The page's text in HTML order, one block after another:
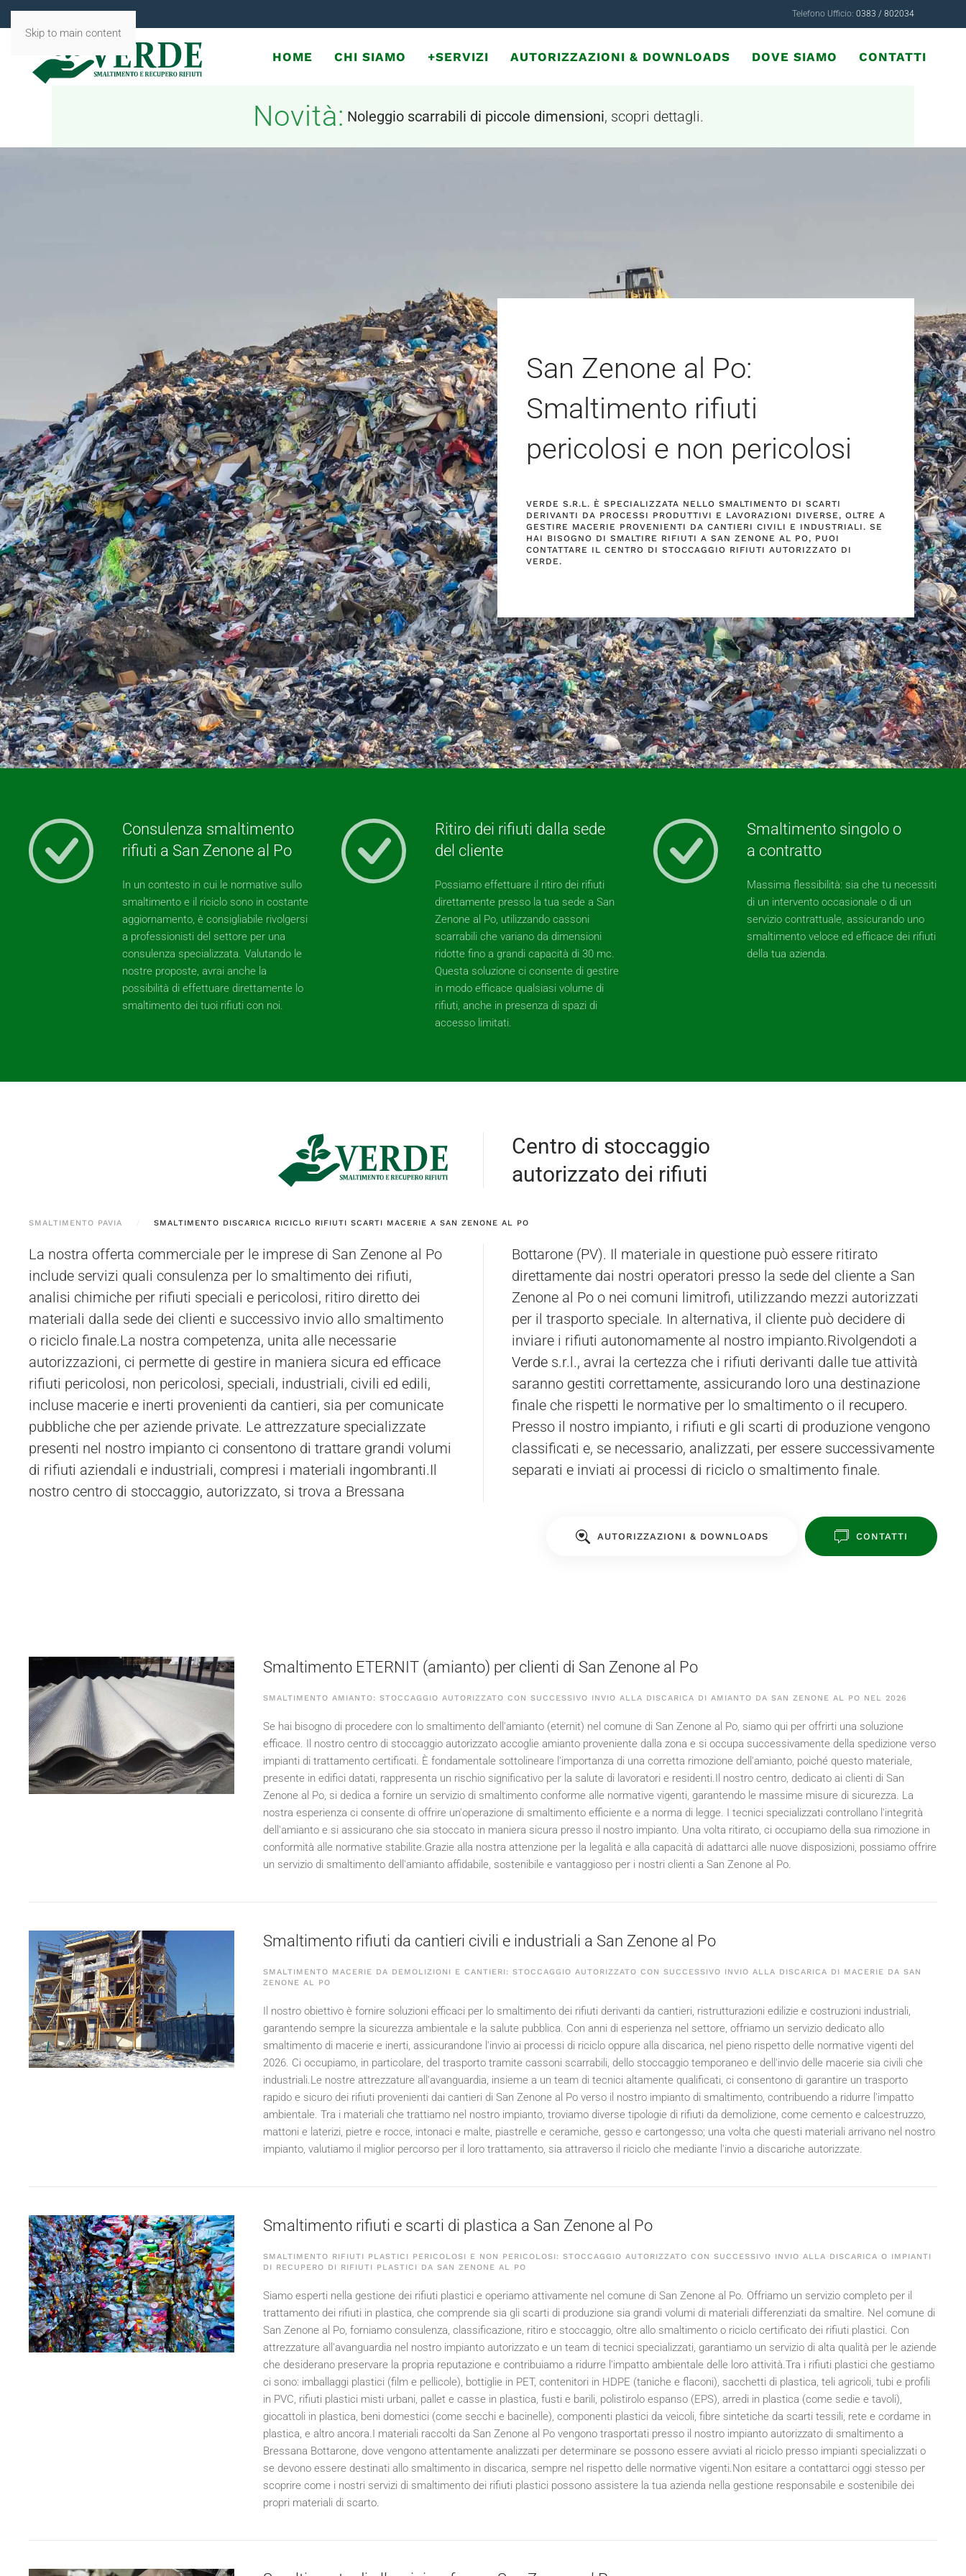
Skip to main content
Telefono Ufficio: 0383 / 802034
HOME CHI SIAMO +SERVIZI AUTORIZZAZIONI & DOWNLOADS DOVE SIAMO CONTATTI
Novità: Noleggio scarrabili di piccole dimensioni, scopri dettagli.
San Zenone al Po:
Smaltimento rifiuti
pericolosi e non pericolosi
VERDE S.R.L. È SPECIALIZZATA NELLO SMALTIMENTO DI SCARTI
DERIVANTI DA PROCESSI PRODUTTIVI E LAVORAZIONI DIVERSE, OLTRE A
GESTIRE MACERIE PROVENIENTI DA CANTIERI CIVILI E INDUSTRIALI. SE
HAI BISOGNO DI SMALTIRE RIFIUTI A SAN ZENONE AL PO, PUOI
CONTATTARE IL CENTRO DI STOCCAGGIO RIFIUTI AUTORIZZATO DI
VERDE.
Consulenza smaltimento
rifiuti a San Zenone al Po
In un contesto in cui le normative sullo
smaltimento e il riciclo sono in costante
aggiornamento, è consigliabile rivolgersi
a professionisti del settore per una
consulenza specializzata. Valutando le
nostre proposte, avrai anche la
possibilità di effettuare direttamente lo
smaltimento dei tuoi rifiuti con noi.
Ritiro dei rifiuti dalla sede
del cliente
Possiamo effettuare il ritiro dei rifiuti
direttamente presso la tua sede a San
Zenone al Po, utilizzando cassoni
scarrabili che variano da dimensioni
ridotte fino a grandi capacità di 30 mc.
Questa soluzione ci consente di gestire
in modo efficace qualsiasi volume di
rifiuti, anche in presenza di spazi di
accesso limitati.
Smaltimento singolo o
a contratto
Massima flessibilità: sia che tu necessiti
di un intervento occasionale o di un
servizio contrattuale, assicurando uno
smaltimento veloce ed efficace dei rifiuti
della tua azienda.
Centro di stoccaggio
autorizzato dei rifiuti
SMALTIMENTO PAVIA SMALTIMENTO DISCARICA RICICLO RIFIUTI SCARTI MACERIE A SAN ZENONE AL PO
La nostra offerta commerciale per le imprese di San Zenone al Po
include servizi quali consulenza per lo smaltimento dei rifiuti,
analisi chimiche per rifiuti speciali e pericolosi, ritiro diretto dei
materiali dalla sede dei clienti e successivo invio allo smaltimento
o riciclo finale.La nostra competenza, unita alle necessarie
autorizzazioni, ci permette di gestire in maniera sicura ed efficace
rifiuti pericolosi, non pericolosi, speciali, industriali, civili ed edili,
incluse macerie e inerti provenienti da cantieri, sia per comunicate
pubbliche che per aziende private. Le attrezzature specializzate
presenti nel nostro impianto ci consentono di trattare grandi volumi
di rifiuti aziendali e industriali, compresi i materiali ingombranti.Il
nostro centro di stoccaggio, autorizzato, si trova a Bressana
Bottarone (PV). Il materiale in questione può essere ritirato
direttamente dai nostri operatori presso la sede del cliente a San
Zenone al Po o nei comuni limitrofi, utilizzando mezzi autorizzati
per il trasporto speciale. In alternativa, il cliente può decidere di
inviare i rifiuti autonomamente al nostro impianto.Rivolgendoti a
Verde s.r.l., avrai la certezza che i rifiuti derivanti dalle tue attività
saranno gestiti correttamente, assicurando loro una destinazione
finale che rispetti le normative per lo smaltimento o il recupero.
Presso il nostro impianto, i rifiuti e gli scarti di produzione vengono
classificati e, se necessario, analizzati, per essere successivamente
separati e inviati ai processi di riciclo o smaltimento finale.
AUTORIZZAZIONI & DOWNLOADS CONTATTI
Smaltimento ETERNIT (amianto) per clienti di San Zenone al Po
SMALTIMENTO AMIANTO: STOCCAGGIO AUTORIZZATO CON SUCCESSIVO INVIO ALLA DISCARICA DI AMIANTO DA SAN ZENONE AL PO NEL 2026
Se hai bisogno di procedere con lo smaltimento dell'amianto (eternit) nel comune di San Zenone al Po, siamo qui per offrirti una soluzione
efficace. Il nostro centro di stoccaggio autorizzato accoglie amianto proveniente dalla zona e si occupa successivamente della spedizione verso
impianti di trattamento certificati. È fondamentale sottolineare l'importanza di una corretta rimozione dell'amianto, poiché questo materiale,
presente in edifici datati, rappresenta un rischio significativo per la salute di lavoratori e residenti.Il nostro centro, dedicato ai clienti di San
Zenone al Po, si dedica a fornire un servizio di smaltimento conforme alle normative vigenti, garantendo le massime misure di sicurezza. La
nostra esperienza ci consente di offrire un'operazione di smaltimento efficiente e a norma di legge. I tecnici specializzati controllano l'integrità
dell'amianto e si assicurano che sia stoccato in maniera sicura presso il nostro impianto. Una volta ritirato, ci occupiamo della sua rimozione in
conformità alle normative stabilite.Grazie alla nostra attenzione per la legalità e alla capacità di adattarci alle nuove disposizioni, possiamo offrire
un servizio di smaltimento dell'amianto affidabile, sostenibile e vantaggioso per i nostri clienti a San Zenone al Po.
Smaltimento rifiuti da cantieri civili e industriali a San Zenone al Po
SMALTIMENTO MACERIE DA DEMOLIZIONI E CANTIERI: STOCCAGGIO AUTORIZZATO CON SUCCESSIVO INVIO ALLA DISCARICA DI MACERIE DA SAN
ZENONE AL PO
Il nostro obiettivo è fornire soluzioni efficaci per lo smaltimento dei rifiuti derivanti da cantieri, ristrutturazioni edilizie e costruzioni industriali,
garantendo sempre la sicurezza ambientale e la salute pubblica. Con anni di esperienza nel settore, offriamo un servizio dedicato allo
smaltimento di macerie e inerti, assicurandone l'invio ai processi di riciclo oppure alla discarica, nel pieno rispetto delle normative vigenti del
2026. Ci occupiamo, in particolare, del trasporto tramite cassoni scarrabili, dello stoccaggio temporaneo e dell'invio delle macerie sia civili che
industriali.Le nostre attrezzature all'avanguardia, insieme a un team di tecnici altamente qualificati, ci consentono di garantire un trasporto
rapido e sicuro dei rifiuti provenienti dai cantieri di San Zenone al Po verso il nostro impianto di smaltimento, contribuendo a ridurre l'impatto
ambientale. Tra i materiali che trattiamo nel nostro impianto, troviamo diverse tipologie di rifiuti da demolizione, come cemento e calcestruzzo,
mattoni e laterizi, pietre e rocce, intonaci e malte, piastrelle e ceramiche, gesso e cartongesso; una volta che questi materiali arrivano nel nostro
impianto, valutiamo il miglior percorso per il loro trattamento, sia attraverso il riciclo che mediante l'invio a discariche autorizzate.
Smaltimento rifiuti e scarti di plastica a San Zenone al Po
SMALTIMENTO RIFIUTI PLASTICI PERICOLOSI E NON PERICOLOSI: STOCCAGGIO AUTORIZZATO CON SUCCESSIVO INVIO ALLA DISCARICA O IMPIANTI
DI RECUPERO DI RIFIUTI PLASTICI DA SAN ZENONE AL PO
Siamo esperti nella gestione dei rifiuti plastici e operiamo attivamente nel comune di San Zenone al Po. Offriamo un servizio completo per il
trattamento dei rifiuti in plastica, che comprende sia gli scarti di produzione sia grandi volumi di materiali differenziati da smaltire. Nel comune di
San Zenone al Po, forniamo consulenza, classificazione, ritiro e stoccaggio, oltre allo smaltimento o riciclo certificato dei rifiuti plastici. Con
attrezzature all'avanguardia nel nostro impianto autorizzato e un team di tecnici specializzati, garantiamo un servizio di alta qualità per le aziende
che desiderano preservare la propria reputazione e contribuiamo a ridurre l'impatto ambientale delle loro attività.Tra i rifiuti plastici che gestiamo
ci sono: imballaggi plastici (film e pellicole), bottiglie in PET, contenitori in HDPE (taniche e flaconi), sacchetti di plastica, teli agricoli, tubi e profili
in PVC, rifiuti plastici misti urbani, pallet e casse in plastica, fusti e barili, polistirolo espanso (EPS), arredi in plastica (come sedie e tavoli),
giocattoli in plastica, beni domestici (come secchi e bacinelle), componenti plastici da veicoli, fibre sintetiche da scarti tessili, rete e cordame in
plastica, e altro ancora.I materiali raccolti da San Zenone al Po vengono trasportati presso il nostro impianto autorizzato di smaltimento a
Bressana Bottarone, dove vengono attentamente analizzati per determinare se possono essere avviati al riciclo presso impianti specializzati o
se devono essere destinati allo smaltimento in discarica, sempre nel rispetto delle normative vigenti.Non esitare a contattarci oggi stesso per
scoprire come i nostri servizi di smaltimento dei rifiuti plastici possono assistere la tua azienda nella gestione responsabile e sostenibile dei
propri materiali di scarto.